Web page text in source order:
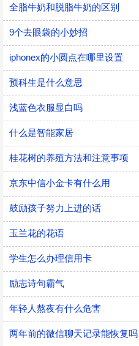
全脂牛奶和脱脂牛奶的区别
9个去眼袋的小妙招
iphonex的小圆点在哪里设置
预科生是什么意思
浅蓝色衣服显白吗
什么是智能家居
桂花树的养殖方法和注意事项
京东中信小金卡有什么用
鼓励孩子努力上进的话
玉兰花的花语
学生怎么办理信用卡
励志诗句霸气
年轻人熬夜有什么危害
两年前的微信聊天记录能恢复吗